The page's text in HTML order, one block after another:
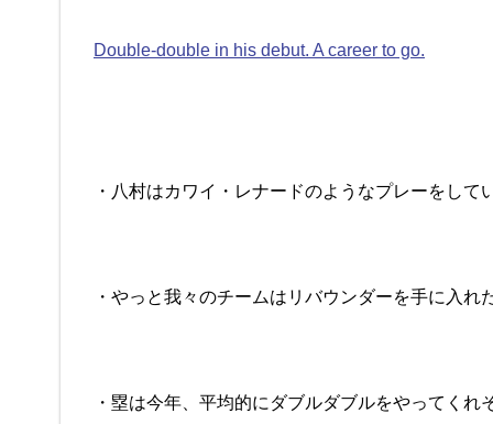
Double-double in his debut. A career to go.
・八村はカワイ・レナードのようなプレーをして
・やっと我々のチームはリバウンダーを手に入れ
・塁は今年、平均的にダブルダブルをやってく